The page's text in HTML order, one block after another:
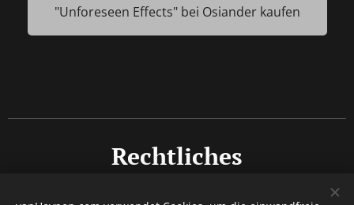
"Unforeseen Effects" bei Osiander kaufen
Rechtliches